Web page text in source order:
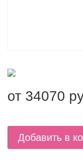
от 34070
Добавить в